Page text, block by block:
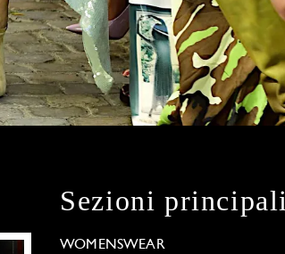
Sezioni principali
WOMENSWEAR